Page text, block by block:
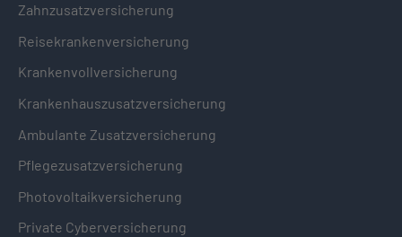
Zahnzusatzversicherung
Reisekrankenversicherung
Krankenvollversicherung
Krankenhauszusatzversicherung
Ambulante Zusatzversicherung
Pflegezusatzversicherung
Photovoltaikversicherung
Private Cyberversicherung